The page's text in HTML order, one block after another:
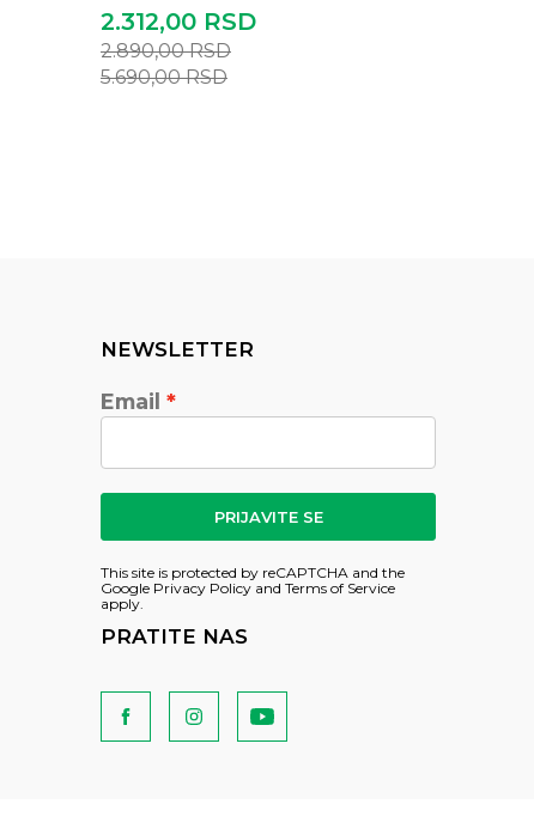
2.312,00 RSD
2.890,00RSD
5.690,00RSD
NEWSLETTER
Email
PRIJAVITE SE
This site is protected by reCAPTCHA and the
Google Privacy Policy and Terms of Service
apply.
PRATITE NAS